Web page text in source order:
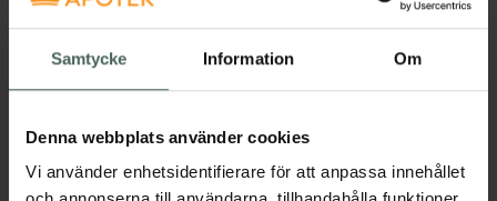
Samtycke Information Om
Denna webbplats använder cookies
Vi använder enhetsidentifierare för att anpassa innehållet